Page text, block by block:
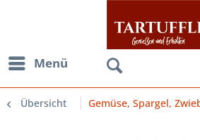
Menü
Übersicht Gemüse, Spargel,